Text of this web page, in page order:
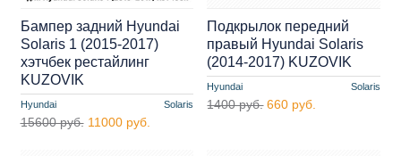
Hyundai Solaris
Бампер задний Hyundai
Solaris 1 (2015-2017)
хэтчбек рестайлинг
KUZOVIK
15600 руб. 11000 руб.
Hyundai Solaris
Подкрылок передний
правый Hyundai Solaris
(2014-2017) KUZOVIK
1400 руб. 660 руб.